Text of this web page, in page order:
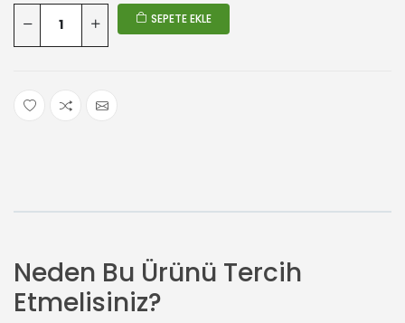
SEPETE EKLE
Neden Bu Ürünü Tercih
Etmelisiniz?